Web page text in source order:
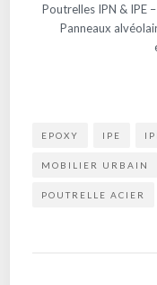
Poutrelles IPN & IPE
Panneaux
EPOXY IPE
MOBILIER URBAIN
POUTRELLE ACIER